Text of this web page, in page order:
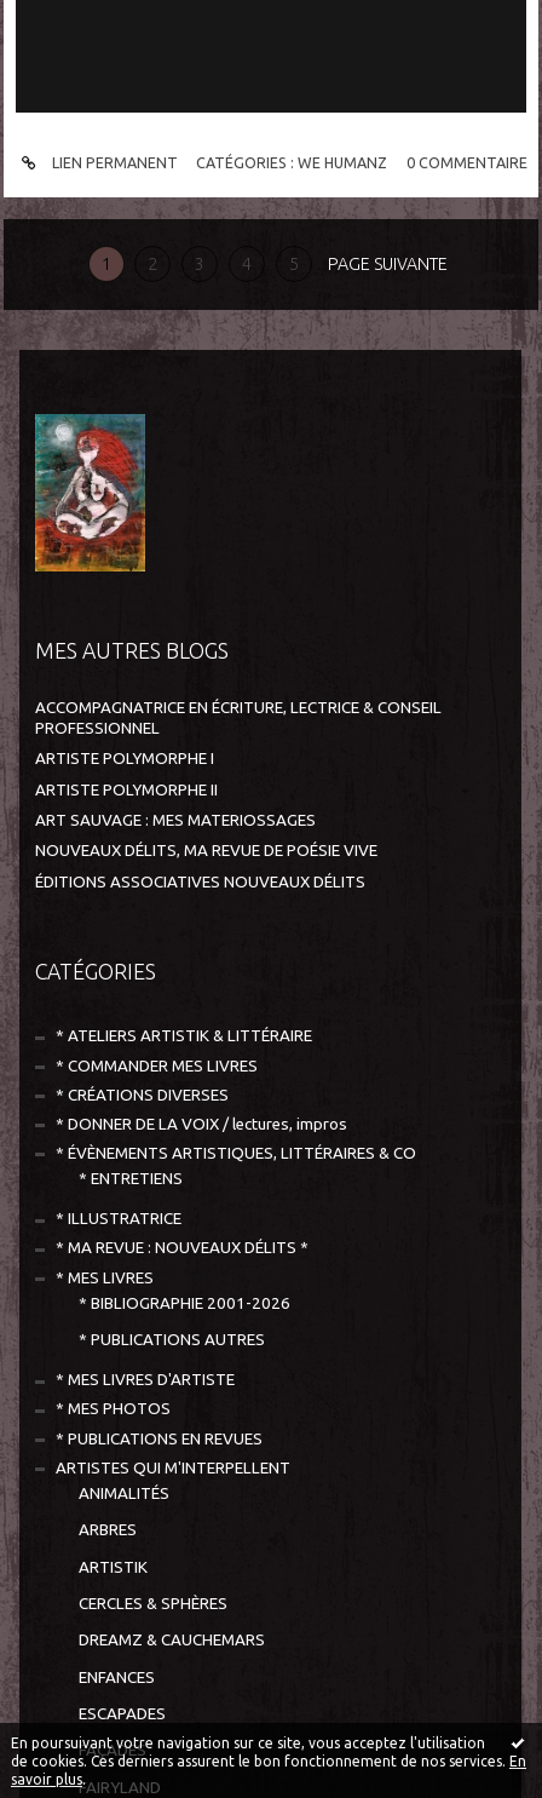
En poursuivant votre navigation sur ce site, vous acceptez l'utilisation
de cookies. Ces derniers assurent le bon fonctionnement de nos services. En
savoir plus.
LIEN PERMANENT CATÉGORIES :WE HUMANZ 0 COMMENTAIRE
1 2 3 4 5 PAGE SUIVANTE
MES AUTRES BLOGS
ACCOMPAGNATRICE EN ÉCRITURE, LECTRICE & CONSEIL
PROFESSIONNEL
ARTISTE POLYMORPHE I
ARTISTE POLYMORPHE II
ART SAUVAGE : MES MATERIOSSAGES
NOUVEAUX DÉLITS, MA REVUE DE POÉSIE VIVE
ÉDITIONS ASSOCIATIVES NOUVEAUX DÉLITS
CATÉGORIES
* ATELIERS ARTISTIK & LITTÉRAIRE
* COMMANDER MES LIVRES
* CRÉATIONS DIVERSES
* DONNER DE LA VOIX / lectures, impros
* ÉVÈNEMENTS ARTISTIQUES, LITTÉRAIRES & CO
* ENTRETIENS
* ILLUSTRATRICE
* MA REVUE : NOUVEAUX DÉLITS *
* MES LIVRES
* BIBLIOGRAPHIE 2001-2026
* PUBLICATIONS AUTRES
* MES LIVRES D'ARTISTE
* MES PHOTOS
* PUBLICATIONS EN REVUES
ARTISTES QUI M'INTERPELLENT
ANIMALITÉS
ARBRES
ARTISTIK
CERCLES & SPHÈRES
DREAMZ & CAUCHEMARS
ENFANCES
ESCAPADES
FAÇADES
FAIRYLAND